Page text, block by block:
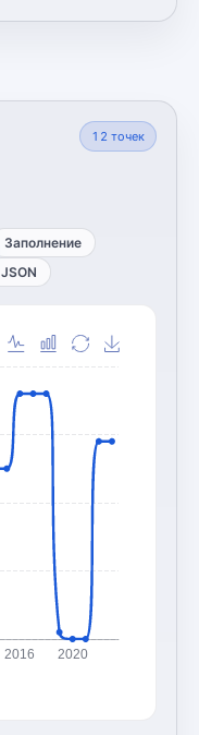
12 точек
Заполнение
JSON
2016 2020